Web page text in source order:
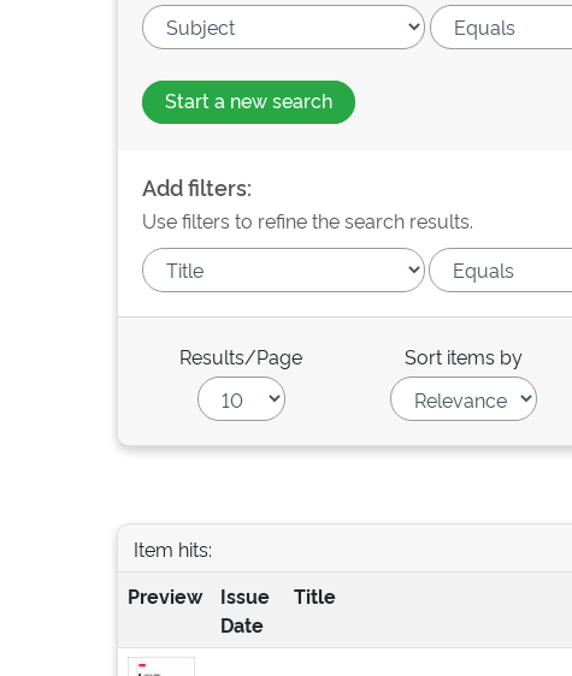
Start a new search
Add filters:
Use filters to refine the search results.
Results/Page Sort items by
Item hits:
Preview
Issue
Date
Title